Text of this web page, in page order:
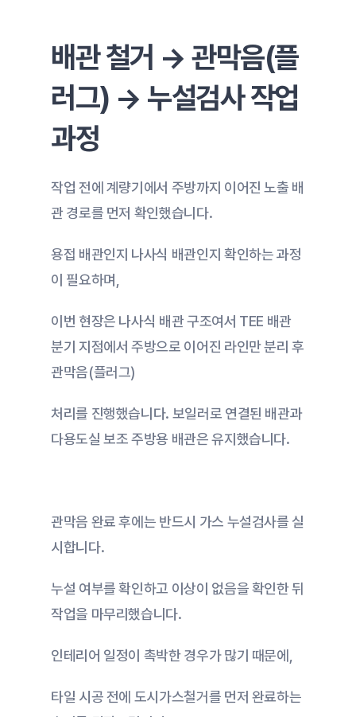
배관 철거 → 관막음(플
러그) → 누설검사 작업
과정
작업 전에 계량기에서 주방까지 이어진 노출 배
관 경로를 먼저 확인했습니다.
용접 배관인지 나사식 배관인지 확인하는 과정
이 필요하며,
이번 현장은 나사식 배관 구조여서 TEE 배관
분기 지점에서 주방으로 이어진 라인만 분리 후
관막음(플러그)
처리를 진행했습니다. 보일러로 연결된 배관과
다용도실 보조 주방용 배관은 유지했습니다.
관막음 완료 후에는 반드시 가스 누설검사를 실
시합니다.
누설 여부를 확인하고 이상이 없음을 확인한 뒤
작업을 마무리했습니다.
인테리어 일정이 촉박한 경우가 많기 때문에,
타일 시공 전에 도시가스철거를 먼저 완료하는